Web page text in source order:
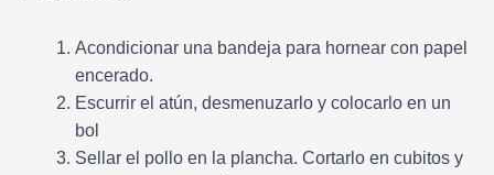
Acondicionar una bandeja para hornear con papel
encerado.
Escurrir el atún, desmenuzarlo y colocarlo en un
bol
Sellar el pollo en la plancha. Cortarlo en cubitos y